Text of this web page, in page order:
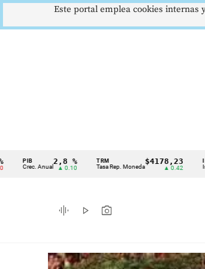
Cintillo
indicadores
económicos
%
Tasa Rep. Moneda
$4178,23
▲ 0.42
IPC
Inflación anual
5,81
▼
graphic_eq play_arrow photo_camera
Este portal emplea cookies internas